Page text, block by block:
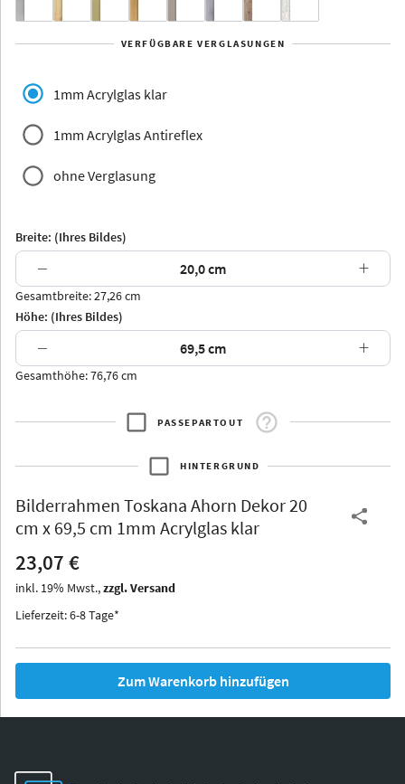
Yukon Alaska
Jersey Dauphine
Arran Luzern
Thurgau
Iowa
VERFÜGBARE VERGLASUNGEN
1mm Acrylglas klar
1mm Acrylglas Antireflex
ohne Verglasung
Breite: (Ihres Bildes)
− +
Gesamtbreite: 27,26 cm
Höhe: (Ihres Bildes)
− +
Gesamthöhe: 76,76 cm
PASSEPARTOUT
HINTERGRUND
Bilderrahmen Toskana Ahorn Dekor 20
cm x 69,5 cm 1mm Acrylglas klar
23,07 €
inkl. 19% Mwst.,zzgl. Versand
Lieferzeit: 6-8 Tage*
Zum Warenkorb hinzufügen